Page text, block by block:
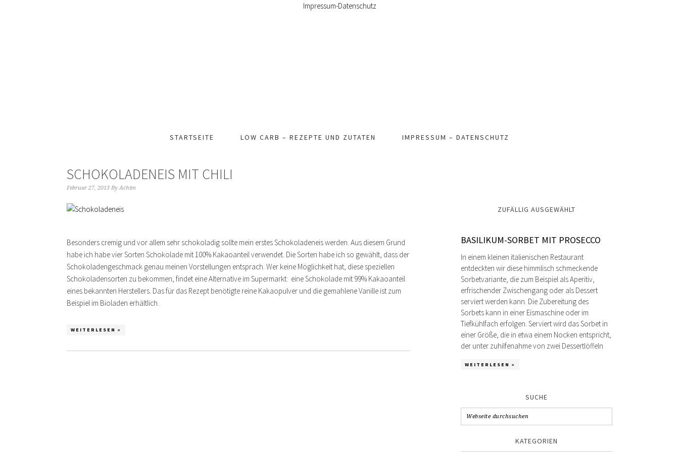
Impressum-Datenschutz
STARTSEITE LOW CARB – REZEPTE UND ZUTATEN IMPRESSUM – DATENSCHUTZ
SCHOKOLADENEIS MIT CHILI
Februar 27, 2013 ByAchim
Besonders cremig und vor allem sehr schokoladig sollte mein erstes Schokoladeneis werden. Aus diesem Grund
habe ich habe vier Sorten Schokolade mit 100% Kakaoanteil verwendet. Die Sorten habe ich so gewählt, dass der
Schokoladengeschmack genau meinen Vorstellungen entsprach. Wer keine Möglichkeit hat, diese speziellen
Schokoladensorten zu bekommen, findet eine Alternative im Supermarkt: eine Schokolade mit 99% Kakaoanteil
eines bekannten Herstellers. Das für das Rezept benötigte reine Kakaopulver und die gemahlene Vanille ist zum
Beispiel im Bioladen erhältlich.
WEITERLESEN »
ZUFÄLLIG AUSGEWÄHLT
BASILIKUM-SORBET MIT PROSECCO
In einem kleinen italienischen Restaurant
entdeckten wir diese himmlisch schmeckende
Sorbetvariante, die zum Beispiel als Aperitiv,
erfrischender Zwischengang oder als Dessert
serviert werden kann. Die Zubereitung des
Sorbets kann in einer Eismaschine oder im
Tiefkühlfach erfolgen. Serviert wird das Sorbet in
einer Größe, die in etwa einem Nocken entspricht,
der unter zuhilfenahme von zwei Dessertlöffeln
WEITERLESEN »
SUCHE
KATEGORIEN